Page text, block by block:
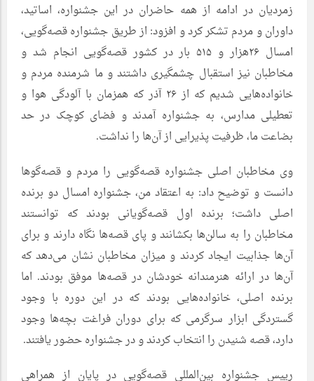
زمردیان در ادامه از همه حاضران در این جشنواره، اساتید،
داوران و مردم تشکر کرد و افزود: از طریق جشنواره قصه‌گویی،
امسال ۲۶هزار و ۵۱۵ بار در کشور قصه‌گویی انجام شد و
مخاطبان نیز استقبال چشمگیری داشتند و ما شرمنده مردم و
خانواده‌هایی شدیم که از ۲۶ آذر که همزمان با آلودگی هوا و
تعطیلی مدارس، به جشنواره آمدند و فضای کوچک در حد
بضاعت ما، ظرفیت پذیرایی از آن‌ها را نداشت.
وی مخاطبان اصلی جشنواره قصه‌گویی را مردم و قصه‌گوها
دانست و توضیح داد: به اعتقاد من، جشنواره امسال دو برنده
اصلی داشت؛ برنده اول قصه‌گویانی بودند که توانستند
مخاطبان را به سالن‌ها بکشانند و پای قصه‌ها نگاه دارند و برای
آن‌ها جذابیت ایجاد کردند و میزان مخاطبان نشان می‌دهد که
آن‌ها در ارائه هنرمندانه خودشان در قصه‌ها موفق بودند. اما
برنده اصلی، خانواده‌هایی بودند که در این دوره با وجود
گستردگی ابزار سرگرمی که برای دوران فراغت بچه‌ها وجود
دارد، قصه شنیدن را انتخاب کردند و در جشنواره حضور یافتند.
رییس جشنواره بین‌المللی قصه‌گویی در پایان از همراهی